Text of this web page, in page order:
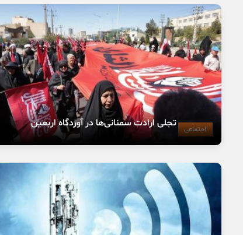
اجتماعی تجلی ارادت سمنانی‌ها در آوردگاه اربعین